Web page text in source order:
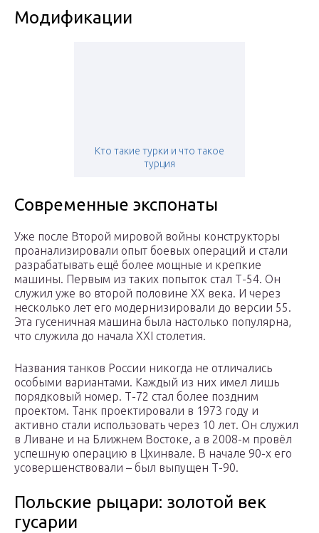
Модификации
Кто такие турки и что такое
турция
Современные экспонаты
Уже после Второй мировой войны конструкторы
проанализировали опыт боевых операций и стали
разрабатывать ещё более мощные и крепкие
машины. Первым из таких попыток стал Т-54. Он
служил уже во второй половине XX века. И через
несколько лет его модернизировали до версии 55.
Эта гусеничная машина была настолько популярна,
что служила до начала XXI столетия.
Названия танков России никогда не отличались
особыми вариантами. Каждый из них имел лишь
порядковый номер. Т-72 стал более поздним
проектом. Танк проектировали в 1973 году и
активно стали использовать через 10 лет. Он служил
в Ливане и на Ближнем Востоке, а в 2008-м провёл
успешную операцию в Цхинвале. В начале 90-х его
усовершенствовали – был выпущен Т-90.
Польские рыцари: золотой век
гусарии